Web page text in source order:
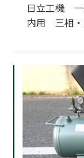
日立工機
内用 三相